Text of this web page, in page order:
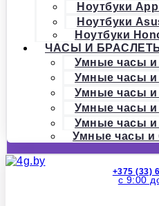
Ноутбуки
Ноутбуки
Ноутбуки
ЧАСЫ И
Умные часы и
Умные часы и
Умные часы и
Умные часы и
Умные часы и
Умные часы и
+375 (33)
с 9:00